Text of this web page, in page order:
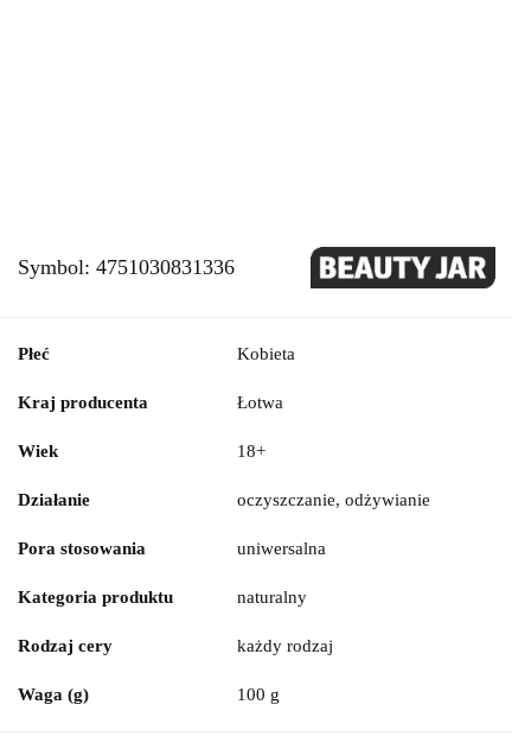
Symbol: 4751030831336
Płeć Kobieta
Kraj producenta Łotwa
Wiek 18+
Działanie oczyszczanie, odżywianie
Pora stosowania uniwersalna
Kategoria produktu naturalny
Rodzaj cery każdy rodzaj
Waga (g) 100 g